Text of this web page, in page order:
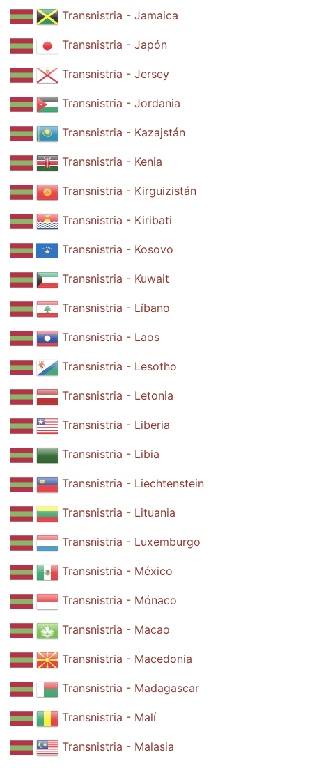
Transnistria - Jamaica
Transnistria - Japón
Transnistria - Jersey
Transnistria - Jordania
Transnistria - Kazajstán
Transnistria - Kenia
Transnistria - Kirguizistán
Transnistria - Kiribati
Transnistria - Kosovo
Transnistria - Kuwait
Transnistria - Líbano
Transnistria - Laos
Transnistria - Lesotho
Transnistria - Letonia
Transnistria - Liberia
Transnistria - Libia
Transnistria - Liechtenstein
Transnistria - Lituania
Transnistria - Luxemburgo
Transnistria - México
Transnistria - Mónaco
Transnistria - Macao
Transnistria - Macedonia
Transnistria - Madagascar
Transnistria - Malí
Transnistria - Malasia